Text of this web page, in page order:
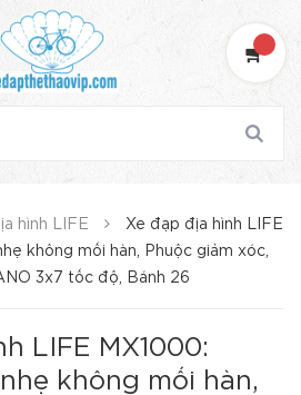
hình LIFE
Xe đạp địa hình LIFE
không mối hàn, Phuộc giảm xóc,
3x7 tốc độ, Bánh 26
LIFE MX1000:
không mối hàn,